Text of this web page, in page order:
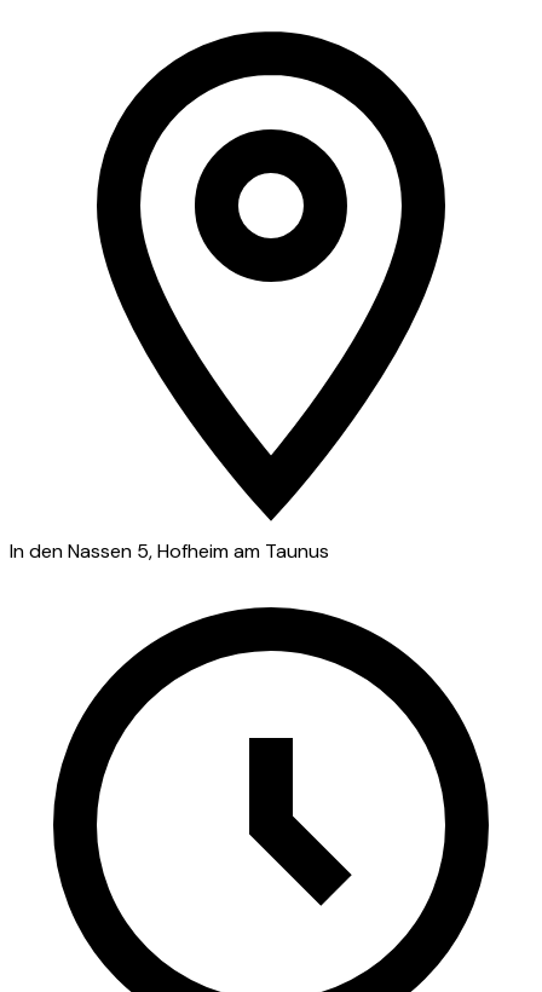
In den Nassen 5, Hofheim am Taunus